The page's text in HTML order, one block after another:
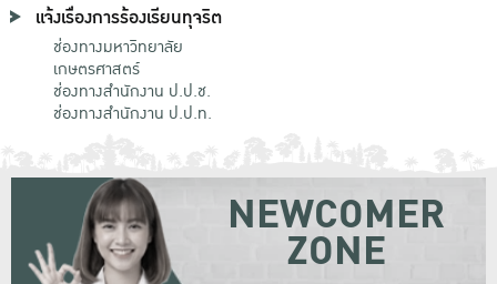
แจ้งเรื่องการร้องเรียนทุจริต
ช่องทางมหาวิทยาลัย
เกษตรศาสตร์
ช่องทางสำนักงาน ป.ป.ช.
ช่องทางสำนักงาน ป.ป.ท.
NEWCOMER
ZONE